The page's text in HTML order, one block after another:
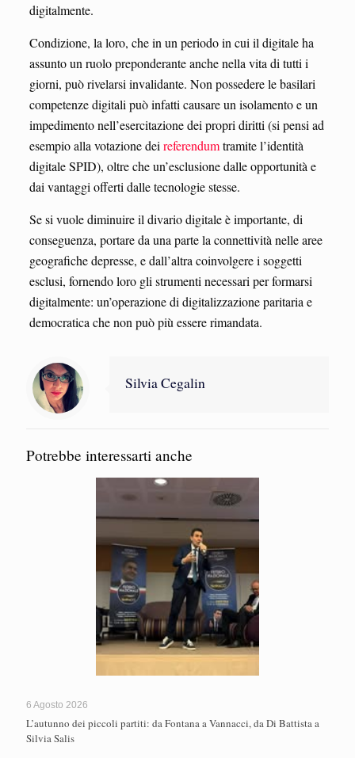
digitalmente.
Condizione, la loro, che in un periodo in cui il digitale ha
assunto un ruolo preponderante anche nella vita di tutti i
giorni, può rivelarsi invalidante. Non possedere le basilari
competenze digitali può infatti causare un isolamento e un
impedimento nell’esercitazione dei propri diritti (si pensi ad
esempio alla votazione deireferendumtramite l’identità
digitale SPID), oltre che un’esclusione dalle opportunità e
dai vantaggi offerti dalle tecnologie stesse.
Se si vuole diminuire il divario digitale è importante, di
conseguenza, portare da una parte la connettività nelle aree
geografiche depresse, e dall’altra coinvolgere i soggetti
esclusi, fornendo loro gli strumenti necessari per formarsi
digitalmente: un’operazione di digitalizzazione paritaria e
democratica che non può più essere rimandata.
Silvia Cegalin
Potrebbe interessarti anche
6 Agosto 2026
L’autunno dei piccoli partiti: da Fontana a Vannacci, da Di Battista a
Silvia Salis